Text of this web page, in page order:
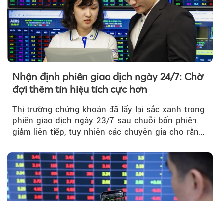
Nhận định phiên giao dịch ngày 24/7: Chờ
đợi thêm tín hiệu tích cực hơn
Thị trường chứng khoán đã lấy lại sắc xanh trong
phiên giao dịch ngày 23/7 sau chuỗi bốn phiên
giảm liên tiếp, tuy nhiên các chuyên gia cho rằng